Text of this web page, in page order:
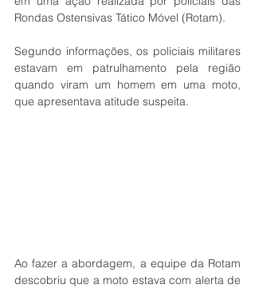
Rondas Ostensivas Tático Móvel (Rotam).
Segundo informações, os policiais militares
estavam em patrulhamento pela região
quando viram um homem em uma moto,
que apresentava atitude suspeita.
Ao fazer a abordagem, a equipe da Rotam
descobriu que a moto estava com alerta de